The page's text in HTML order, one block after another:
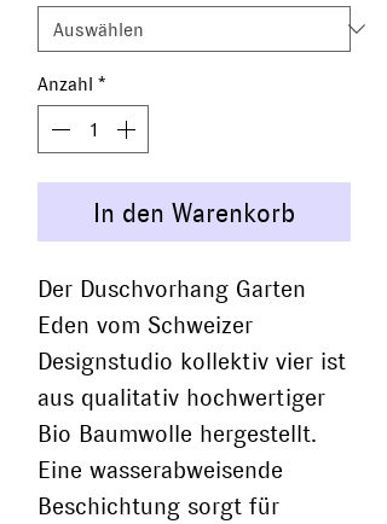
Anzahl *
In den Warenkorb
Der Duschvorhang Garten
Eden vom Schweizer
Designstudio kollektiv vier ist
aus qualitativ hochwertiger
Bio Baumwolle hergestellt.
Eine wasserabweisende
Beschichtung sorgt für